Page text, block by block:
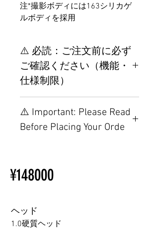
注*撮影ボディには163シリカゲ
ルボディを採用
⚠️ 必読：ご注文前に必ず
ご確認ください（機能・
仕様制限）
置制限について
その他の配置はTPEに関連し
ラブドール購入前に知ってお
⚠️ Important: Please Read
Before Placing Your Orde
Ordering
Other configurations are related
following webpage.
Beginner’s Purchase Guide
¥148000
ヘッド
1.0硬質ヘッド